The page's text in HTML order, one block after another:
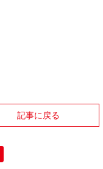
記事に戻る